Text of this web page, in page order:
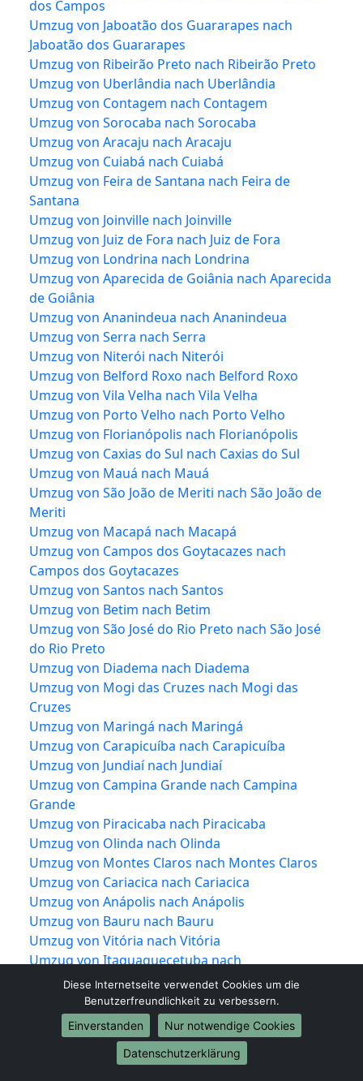
dos Campos
Umzug von Jaboatão dos Guararapes nach
Jaboatão dos Guararapes
Umzug von Ribeirão Preto nach Ribeirão Preto
Umzug von Uberlândia nach Uberlândia
Umzug von Contagem nach Contagem
Umzug von Sorocaba nach Sorocaba
Umzug von Aracaju nach Aracaju
Umzug von Cuiabá nach Cuiabá
Umzug von Feira de Santana nach Feira de
Santana
Umzug von Joinville nach Joinville
Umzug von Juiz de Fora nach Juiz de Fora
Umzug von Londrina nach Londrina
Umzug von Aparecida de Goiânia nach Aparecida
de Goiânia
Umzug von Ananindeua nach Ananindeua
Umzug von Serra nach Serra
Umzug von Niterói nach Niterói
Umzug von Belford Roxo nach Belford Roxo
Umzug von Vila Velha nach Vila Velha
Umzug von Porto Velho nach Porto Velho
Umzug von Florianópolis nach Florianópolis
Umzug von Caxias do Sul nach Caxias do Sul
Umzug von Mauá nach Mauá
Umzug von São João de Meriti nach São João de
Meriti
Umzug von Macapá nach Macapá
Umzug von Campos dos Goytacazes nach
Campos dos Goytacazes
Umzug von Santos nach Santos
Umzug von Betim nach Betim
Umzug von São José do Rio Preto nach São José
do Rio Preto
Umzug von Diadema nach Diadema
Umzug von Mogi das Cruzes nach Mogi das
Cruzes
Umzug von Maringá nach Maringá
Umzug von Carapicuíba nach Carapicuíba
Umzug von Jundiaí nach Jundiaí
Umzug von Campina Grande nach Campina
Grande
Umzug von Piracicaba nach Piracicaba
Umzug von Olinda nach Olinda
Umzug von Montes Claros nach Montes Claros
Umzug von Cariacica nach Cariacica
Umzug von Anápolis nach Anápolis
Umzug von Bauru nach Bauru
Umzug von Vitória nach Vitória
Umzug von Itaquaquecetuba nach
Itaquaquecetuba
Umzug von São Vicente nach São Vicente
Umzug von Rio Branco nach Rio Branco
Umzug von Canoas nach Canoas
Umzug von Franca nach Franca
Diese Internetseite verwendet Cookies um die
Benutzerfreundlichkeit zu verbessern.
Einverstanden
Nur notwendige Cookies
Datenschutzerklärung